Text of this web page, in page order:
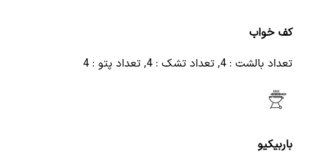
کف خواب
تعداد بالشت : 4, تعداد تشک : 4, تعداد پتو : 4
باربیکیو